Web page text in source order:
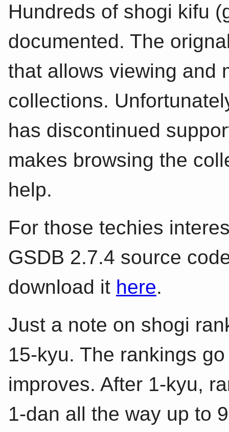
Hundreds of shogi kifu
documented. The
that allows viewing and
collections.
has discontinued
makes browsing the
help.
For those techies
GSDB 2.7.4 source
download it here.
Just a note on shogi
15-kyu. The rankings
improves. After 1-kyu,
1-dan all the way up to